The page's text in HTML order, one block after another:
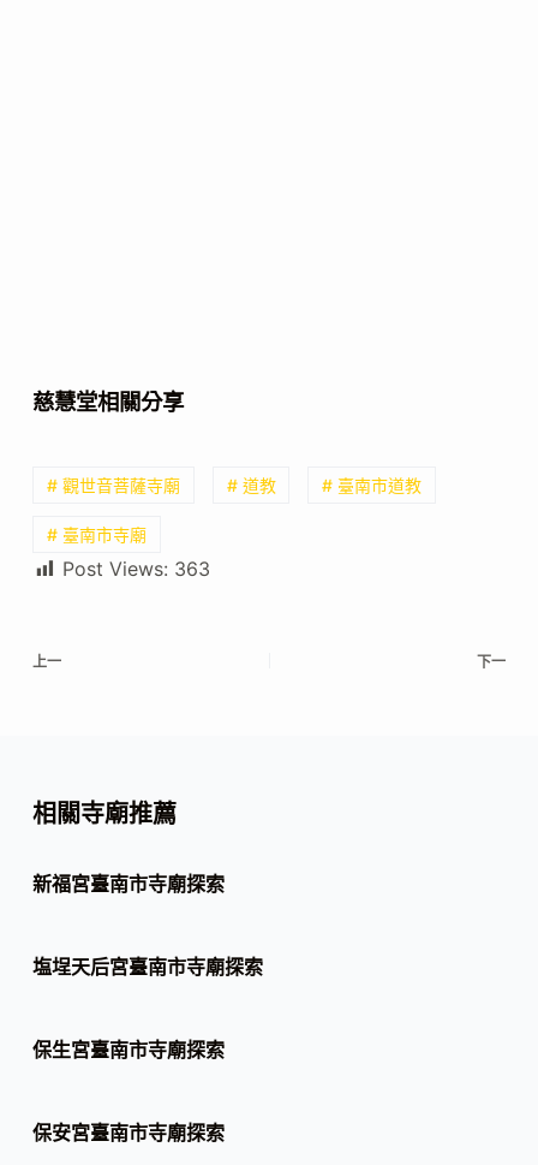
慈慧堂相關分享
# 觀世音菩薩寺廟 # 道教 # 臺南市道教
# 臺南市寺廟
Post Views: 363
上一 下一
相關寺廟推薦
新福宮臺南市寺廟探索
塩埕天后宮臺南市寺廟探索
保生宮臺南市寺廟探索
保安宮臺南市寺廟探索